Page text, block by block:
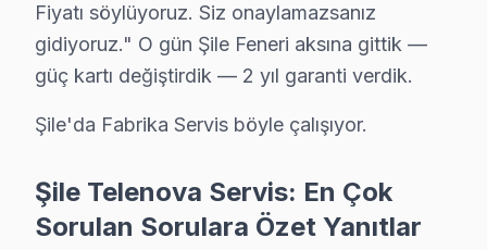
Serkan Y. — Telenova Servis Uzmanı
13 yıllık Telenova TV tamir deneyimi. Şile ve çevre ilçelere
Fiyatı söylüyoruz. Siz onaylamazsanız
gidiyoruz." O gün Şile Feneri aksına gittik —
güç kartı değiştirdik — 2 yıl garanti verdik.
Şile'da Fabrika Servis böyle çalışıyor.
Şile Telenova Servis: En Çok
Sorulan Sorulara Özet Yanıtlar